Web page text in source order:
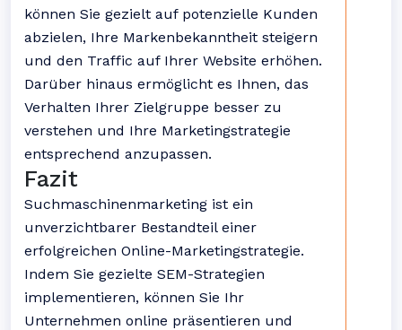
können Sie gezielt auf potenzielle Kunden
abzielen, Ihre Markenbekanntheit steigern
und den Traffic auf Ihrer Website erhöhen.
Darüber hinaus ermöglicht es Ihnen, das
Verhalten Ihrer Zielgruppe besser zu
verstehen und Ihre Marketingstrategie
entsprechend anzupassen.
Fazit
Suchmaschinenmarketing ist ein
unverzichtbarer Bestandteil einer
erfolgreichen Online-Marketingstrategie.
Indem Sie gezielte SEM-Strategien
implementieren, können Sie Ihr
Unternehmen online präsentieren und